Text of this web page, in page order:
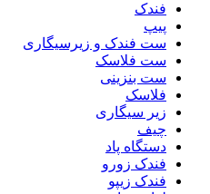
فندک
پیپ
ست فندک و زیرسیگاری
ست فلاسک
ست بنزینی
فلاسک
زیر سیگاری
چیف
دستگاه پاد
فندک زورو
فندک زیپو